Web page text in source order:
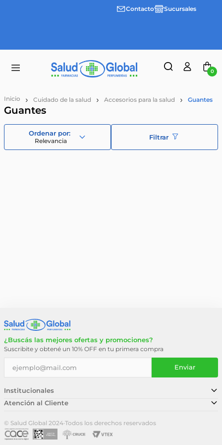
Envíos
3 cuotas Contacto Sucursales
0
Cuidado de la salud Accesorios para la salud Guantes
Guantes
Filtrar
Relevancia
¿Buscás las mejores ofertas y promociones?
Suscribite y obtené un 10% OFF en tu primera compra
Enviar
Institucionales
Conocé nuestra historia
Trabajá con nosotros
Atención al Cliente
© Salud Global 2024·Todos los derechos reservados